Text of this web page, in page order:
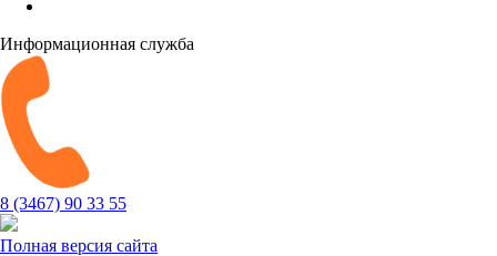
Информационная служба
8 (3467) 90 33 55
Полная версия сайта